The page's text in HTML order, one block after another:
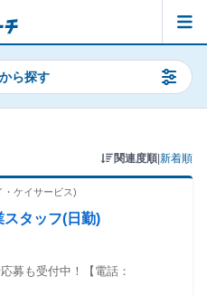
ら探す
関連度順 新着順
・ケイサービス)
タッフ(日勤)
募も受付中！【電話：